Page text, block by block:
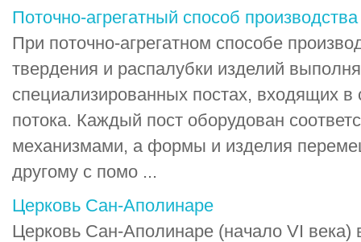
Поточно-агрегатный способ
При поточно-агрегатном способе
твердения и распалубки изделий
специализированных постах, входящих в
потока. Каждый пост оборудован
механизмами, а формы и изделия
другому с помо ...
Церковь Сан-Аполинаре
Церковь Сан-Аполинаре (начало VI века)